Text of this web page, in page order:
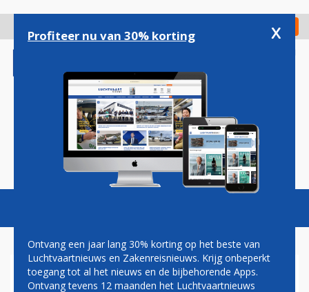
gaan
Check in
Magazine Podcasts Vacatures
SUCCESVOLLE EERSTE
Profiteer nu van 30% korting x
Ontvang een jaar lang 30% korting op het beste van
Luchtvaartnieuws en Zakenreisnieuws. Krijg onbeperkt
toegang tot al het nieuws en de bijbehorende Apps.
Ontvang tevens 12 maanden het Luchtvaartnieuws